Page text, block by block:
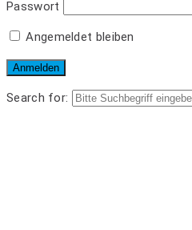
Passwort
Angemeldet bleiben
Search for: